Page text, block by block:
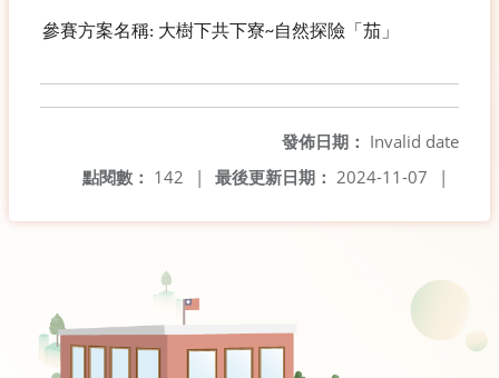
參賽方案名稱: 大樹下共下寮~自然探險「茄」
發佈日期： Invalid date
最後更新日期： 2024-11-07 |
點閱數： 142 |